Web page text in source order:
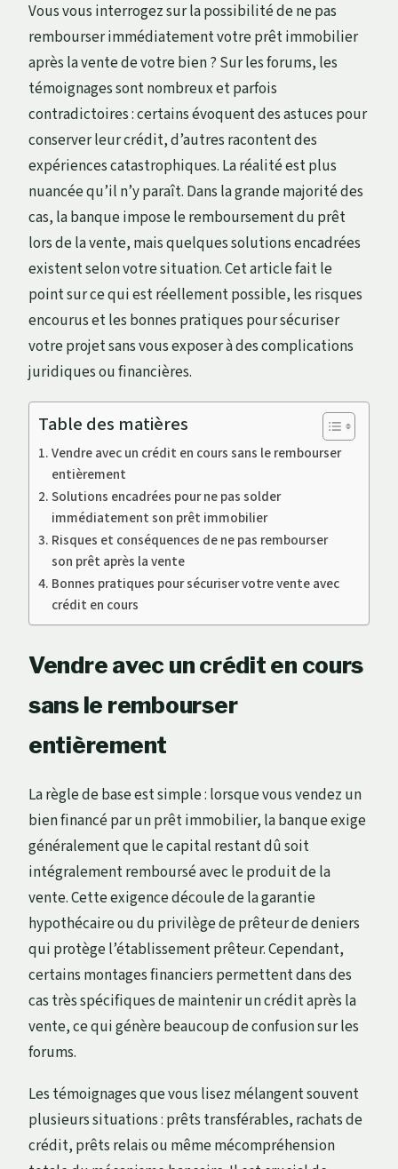
Vous vous interrogez sur la possibilité de ne pas
rembourser immédiatement votre prêt immobilier
après la vente de votre bien ? Sur les forums, les
témoignages sont nombreux et parfois
contradictoires : certains évoquent des astuces pour
conserver leur crédit, d’autres racontent des
expériences catastrophiques. La réalité est plus
nuancée qu’il n’y paraît. Dans la grande majorité des
cas, la banque impose le remboursement du prêt
lors de la vente, mais quelques solutions encadrées
existent selon votre situation. Cet article fait le
point sur ce qui est réellement possible, les risques
encourus et les bonnes pratiques pour sécuriser
votre projet sans vous exposer à des complications
juridiques ou financières.
Table des matières
Vendre avec un crédit en cours sans le rembourser
entièrement
Solutions encadrées pour ne pas solder
immédiatement son prêt immobilier
Risques et conséquences de ne pas rembourser
son prêt après la vente
Bonnes pratiques pour sécuriser votre vente avec
crédit en cours
Vendre avec un crédit en cours
sans le rembourser
entièrement
La règle de base est simple : lorsque vous vendez un
bien financé par un prêt immobilier, la banque exige
généralement que le capital restant dû soit
intégralement remboursé avec le produit de la
vente. Cette exigence découle de la garantie
hypothécaire ou du privilège de prêteur de deniers
qui protège l’établissement prêteur. Cependant,
certains montages financiers permettent dans des
cas très spécifiques de maintenir un crédit après la
vente, ce qui génère beaucoup de confusion sur les
forums.
Les témoignages que vous lisez mélangent souvent
plusieurs situations : prêts transférables, rachats de
crédit, prêts relais ou même mécompréhension